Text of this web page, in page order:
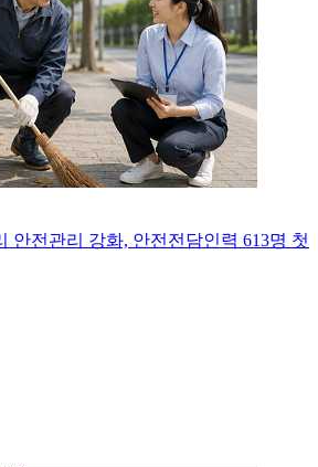
안전관리 강화, 안전전담인력 613명 첫